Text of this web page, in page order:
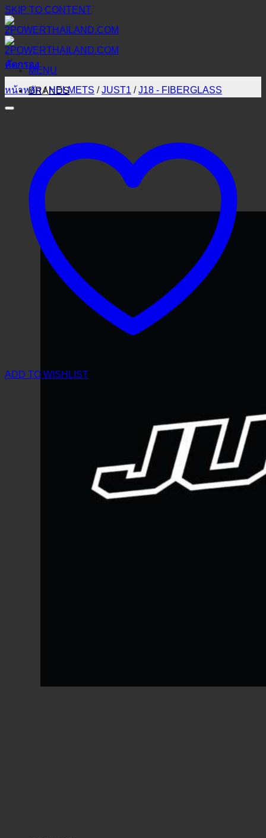
SKIP TO CONTENT
MENU
BRANDS
คัดกรอง
หน้าหลัก / HELMETS / JUST1 / J18 - FIBERGLASS
ADD TO WISHLIST